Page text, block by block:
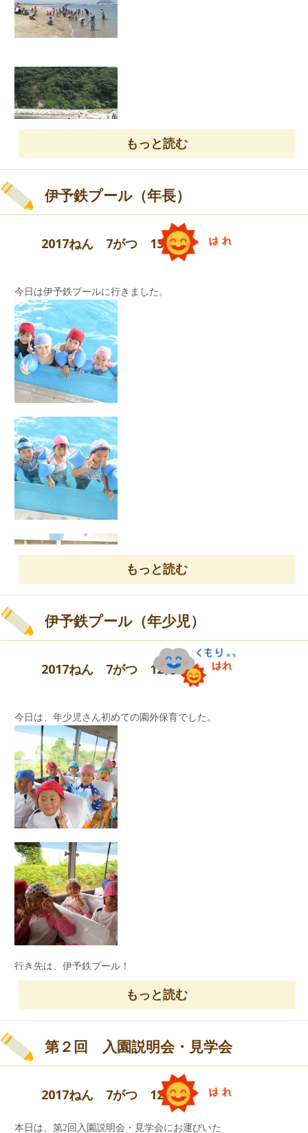
水着に着替えて、海へ出発！！
海の水が冷たくてびっくり！！
海で遊んだり、スイカ割りをして、とっても楽し
かったね♡
着替えて、お母さんと一緒に解散式を行いまし
た。
お母さんの顔を見て、安心している友だちがたく
２日間で、たくさんの思い出ができました！！
先生と一緒にゲームをしたり、アスレチックで元
気いっぱい
セミナーハウスに帰ってから、お布団をお部屋に
運んだり、お風呂に入る準備をしたりしました。
貝や海藻、流木などの自然物をお土産に待ちかえ
りました。ご家族での楽しい会話がはずむことで
しょう。
もっと読む
伊予鉄プール（年長）
2017ねん 7がつ 13にち
今日は伊予鉄プールに行きました。
小さいプールでバタ足の練習を行い、大きいプー
ルへ！！
大きいプールでも、上手に泳ぐことができまし
もっと読む
伊予鉄プール（年少児）
2017ねん 7がつ 12にち
今日は、年少児さん初めての園外保育でした。
行き先は、伊予鉄プール！
『幼稚園のプールより大きいプールって、どんな
ワクワク・ドキドキしていました。
もっと読む
第２回 入園説明会・見学会
2017ねん 7がつ 12にち
本日は、第2回入園説明会・見学会にお運びいた